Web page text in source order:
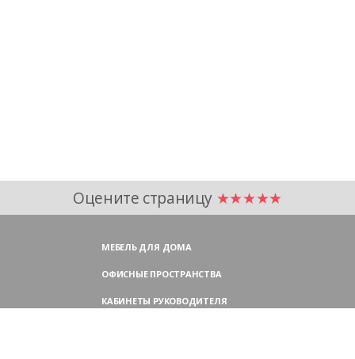
Оцените страницу ★★★★★
МЕБЕЛЬ ДЛЯ ДОМА
ОФИСНЫЕ ПРОСТРАНСТВА
КАБИНЕТЫ РУКОВОДИТЕЛЯ